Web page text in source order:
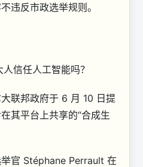
违反市政选举规则。
信任人工智能吗？
联邦政府于 6 月 10 日提
其平台上共享的“合成生
官 Stéphane Perrault 在